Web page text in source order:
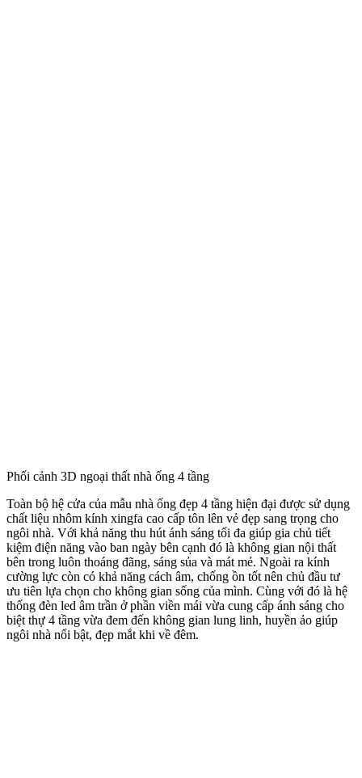
Phối cảnh 3D ngoại thất nhà ống 4 tầng
Toàn bộ hệ cửa của mẫu nhà ống đẹp 4 tầng hiện đại được sử dụng
chất liệu nhôm kính xingfa cao cấp tôn lên vẻ đẹp sang trọng cho
ngôi nhà. Với khả năng thu hút ánh sáng tối đa giúp gia chủ tiết
kiệm điện năng vào ban ngày bên cạnh đó là không gian nội thất
bên trong luôn thoáng đãng, sáng sủa và mát mẻ. Ngoài ra kính
cường lực còn có khả năng cách âm, chống ồn tốt nên chủ đầu tư
ưu tiên lựa chọn cho không gian sống của mình. Cùng với đó là hệ
thống đèn led âm trần ở phần viền mái vừa cung cấp ánh sáng cho
biệt thự 4 tầng vừa đem đến không gian lung linh, huyền ảo giúp
ngôi nhà nổi bật, đẹp mắt khi về đêm.